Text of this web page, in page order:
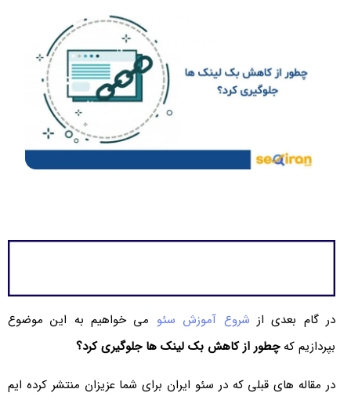
در گام بعدی از شروع آموزش سئومی خواهیم به این موضوع
بپردازیم کهچطور از کاهش بک لینک ها جلوگیری کرد؟
در مقاله های قبلی که در سئو ایران برای شما عزیزان منتشر کرده ایم